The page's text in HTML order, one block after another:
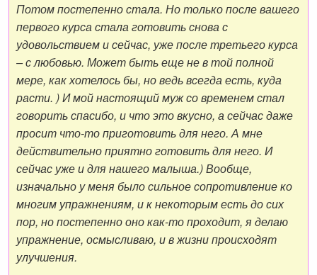
Потом постепенно стала. Но только после вашего
первого курса стала готовить снова с
удовольствием и сейчас, уже после третьего курса
– с любовью. Может быть еще не в той полной
мере, как хотелось бы, но ведь всегда есть, куда
расти. ) И мой настоящий муж со временем стал
говорить спасибо, и что это вкусно, а сейчас даже
просит что-то приготовить для него. А мне
действительно приятно готовить для него. И
сейчас уже и для нашего малыша.) Вообще,
изначально у меня было сильное сопротивление ко
многим упражнениям, и к некоторым есть до сих
пор, но постепенно оно как-то проходит, я делаю
упражнение, осмысливаю, и в жизни происходят
улучшения.